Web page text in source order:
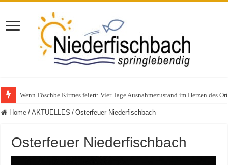
Wenn Föschbe Kirmes feiert: Vier Tage Ausnahmezustand im Herzen des
Polizeieinsatz nach Verkehrskontrolle im Bereich Niederfischbach –
Home / AKTUELLES / Osterfeuer Niederfischbach
Osterfeuer Niederfischbach